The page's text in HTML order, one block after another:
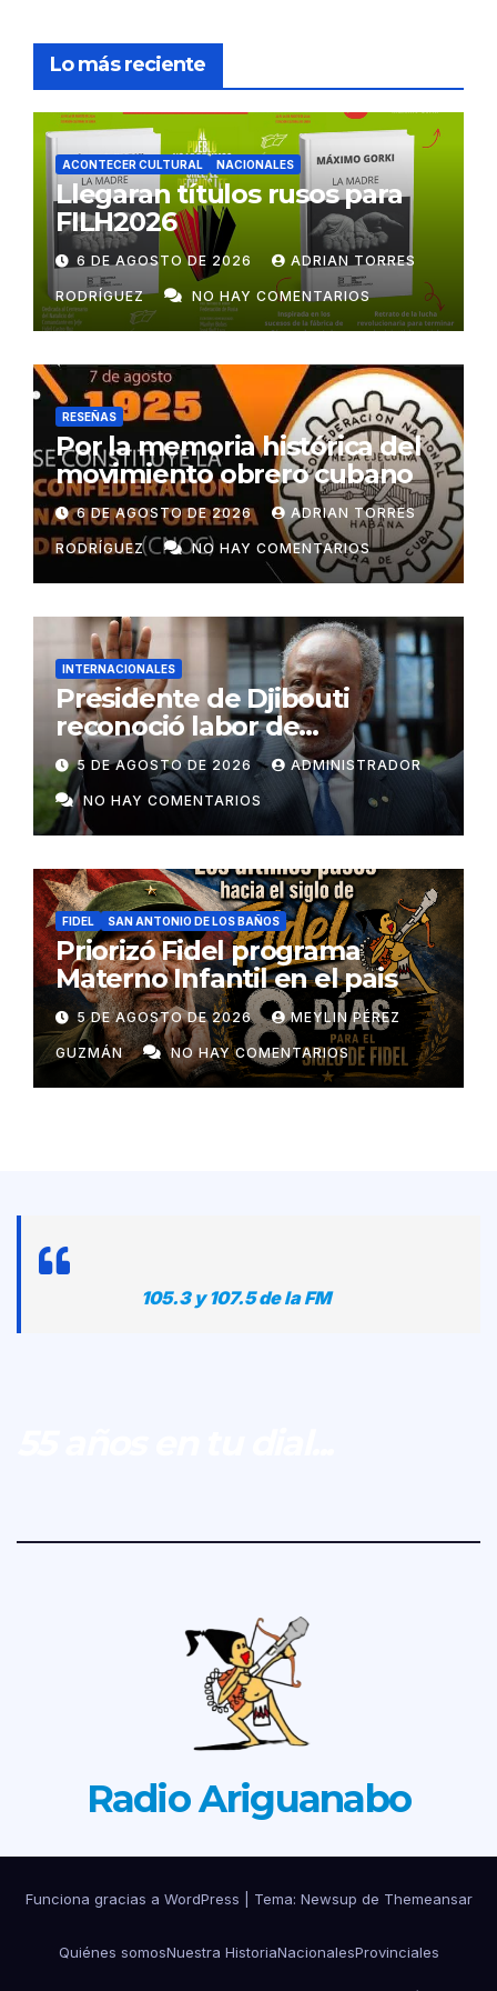
Lo más reciente
ACONTECER CULTURAL NACIONALES
Llegaran títulos rusos para
FILH2026
6 DE AGOSTO DE 2026 ADRIAN TORRES
RODRÍGUEZ NO HAY COMENTARIOS
RESEÑAS
Por la memoria histórica del
movimiento obrero cubano
6 DE AGOSTO DE 2026 ADRIAN TORRES
RODRÍGUEZ NO HAY COMENTARIOS
INTERNACIONALES
Presidente de Djibouti
reconoció labor de
colaboradores de Cuba
5 DE AGOSTO DE 2026 ADMINISTRADOR
NO HAY COMENTARIOS
FIDEL SAN ANTONIO DE LOS BAÑOS
Priorizó Fidel programa
Materno Infantil en el pais
5 DE AGOSTO DE 2026 MEYLIN PÉREZ
GUZMÁN NO HAY COMENTARIOS
105.3 y 107.5 de la FM
Radio Ariguanabo
Funciona gracias a WordPress Tema: Newsup de Themeansar
Quiénes somosNuestra HistoriaNacionalesProvinciales